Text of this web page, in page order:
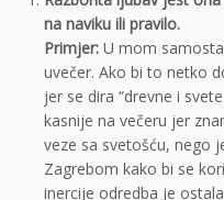
na naviku ili pravilo.
Primjer: U mom
uvečer. Ako bi to netko
jer se dira “drevne i
kasnije na večeru jer
veze sa svetošću, nego
Zagrebom kako bi se
inercije odredba je